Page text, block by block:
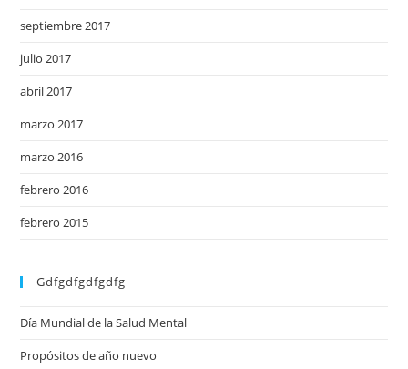
septiembre 2017
julio 2017
abril 2017
marzo 2017
marzo 2016
febrero 2016
febrero 2015
Gdfgdfgdfgdfg
Día Mundial de la Salud Mental
Propósitos de año nuevo